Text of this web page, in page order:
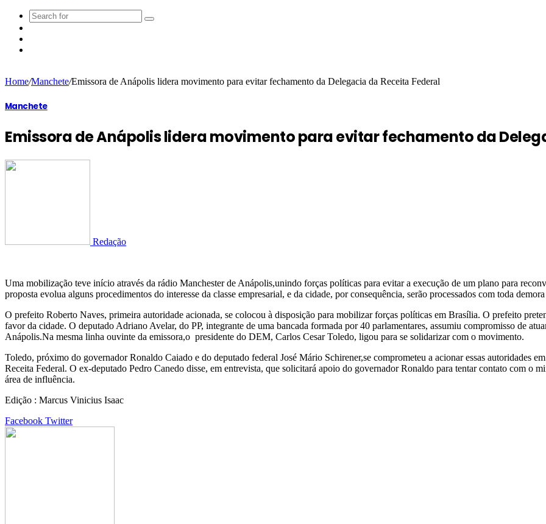
Home/Manchete/Emissora de Anápolis lidera movimento para evitar fechamento da Delegacia da Receita Federal
Manchete
Emissora de Anápolis lidera movimento para evitar fechamento da
Redação
Uma mobilização teve início através da rádio Manchester de Anápolis,unindo forças políticas para evitar a execução de um plano para
proposta evolua alguns procedimentos do interesse da classe empresarial, e da cidade, por consequência, serão processados com toda
O prefeito Roberto Naves, primeira autoridade acionada, se colocou à disposição para mobilizar forças políticas em Brasília. O prefeito
favor da cidade. O deputado Adriano Avelar, do PP, integrante de uma bancada formada por 40 parlamentares, assumiu compromisso de
Anápolis.Na mesma linha ouvinte da emissora,o presidente do DEM, Carlos Cesar Toledo, ligou para se solidarizar com o movimento.
Toledo, próximo do governador Ronaldo Caiado e do deputado federal José Mário Schirener,se comprometeu a acionar essas autoridades
Receita Federal. O ex-deputado Pedro Canedo disse, em entrevista, que solicitará apoio do governador Ronaldo para tentar contato com o
área de influência.
Edição : Marcus Vinicius Isaac
Facebook TwitterGoogle+
LinkedIn
StumbleUpon
Tumblr
Pinterest
Reddit
VKontakte
Share
Print